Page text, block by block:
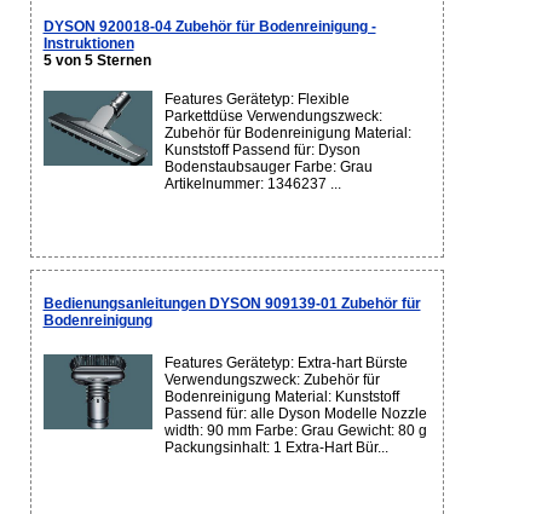
DYSON 920018-04 Zubehör für Bodenreinigung -
Instruktionen
5 von 5 Sternen
Features Gerätetyp: Flexible
Parkettdüse Verwendungszweck:
Zubehör für Bodenreinigung Material:
Kunststoff Passend für: Dyson
Bodenstaubsauger Farbe: Grau
Artikelnummer: 1346237 ...
Bedienungsanleitungen DYSON 909139-01 Zubehör für
Bodenreinigung
Features Gerätetyp: Extra-hart Bürste
Verwendungszweck: Zubehör für
Bodenreinigung Material: Kunststoff
Passend für: alle Dyson Modelle Nozzle
width: 90 mm Farbe: Grau Gewicht: 80 g
Packungsinhalt: 1 Extra-Hart Bür...